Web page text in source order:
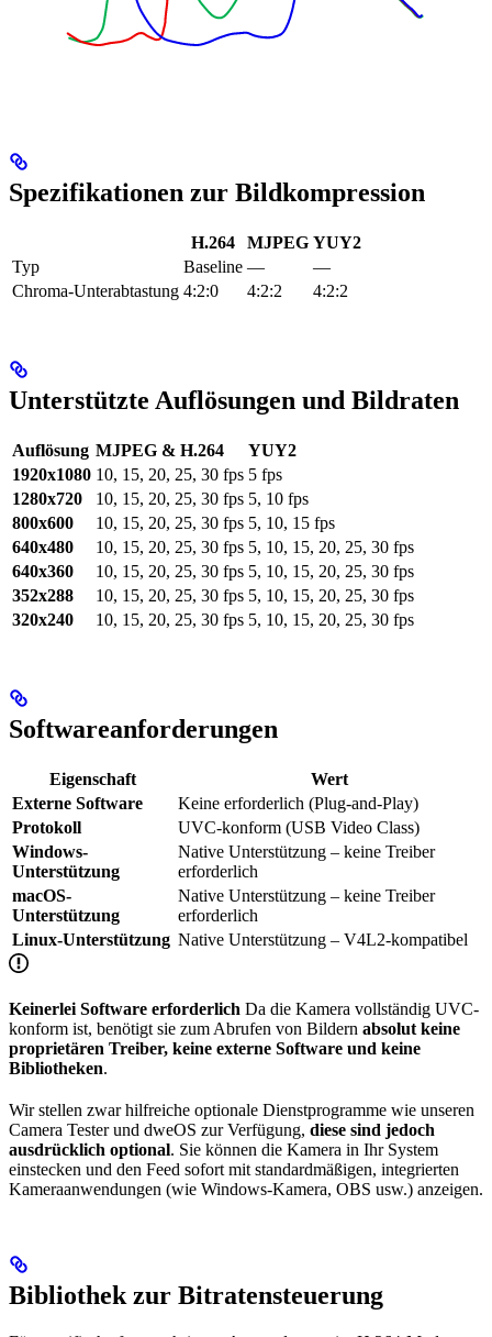
Spezifikationen zur Bildkompression
H.264 MJPEG YUY2
Typ
Baseline —
—
Chroma-Unterabtastung 4:2:0 4:2:2 4:2:2
Unterstützte Auflösungen und Bildraten
Auflösung MJPEG & H.264
YUY2
1920x1080 10, 15, 20, 25, 30 fps 5 fps
1280x720
10, 15, 20, 25, 30 fps 5, 10 fps
800x600
10, 15, 20, 25, 30 fps 5, 10, 15 fps
640x480
10, 15, 20, 25, 30 fps 5, 10, 15, 20, 25, 30 fps
640x360
10, 15, 20, 25, 30 fps 5, 10, 15, 20, 25, 30 fps
352x288
10, 15, 20, 25, 30 fps 5, 10, 15, 20, 25, 30 fps
320x240
10, 15, 20, 25, 30 fps 5, 10, 15, 20, 25, 30 fps
Softwareanforderungen
Eigenschaft
Wert
Externe Software
Keine erforderlich (Plug-and-Play)
Protokoll
UVC-konform (USB Video Class)
Windows-
Unterstützung
Native Unterstützung – keine Treiber
erforderlich
macOS-
Unterstützung
Native Unterstützung – keine Treiber
erforderlich
Linux-Unterstützung Native Unterstützung – V4L2-kompatibel
Keinerlei Software erforderlich Da die Kamera vollständig UVC-
konform ist, benötigt sie zum Abrufen von Bildern absolut keine
proprietären Treiber, keine externe Software und keine
Bibliotheken.
Wir stellen zwar hilfreiche optionale Dienstprogramme wie unseren
Camera Tester und dweOS zur Verfügung, diese sind jedoch
ausdrücklich optional. Sie können die Kamera in Ihr System
einstecken und den Feed sofort mit standardmäßigen, integrierten
Kameraanwendungen (wie Windows-Kamera, OBS usw.) anzeigen.
Bibliothek zur Bitratensteuerung